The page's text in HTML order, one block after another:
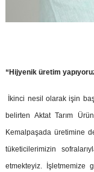
“Hijyenik üretim
İkinci nesil olarak işin
belirten Aktat Tarım
Kemalpaşada üretimine
tüketicilerimizin
etmekteyiz. İşletmemize